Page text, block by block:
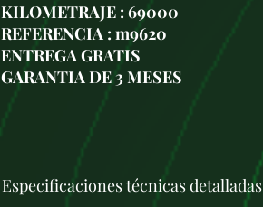
: 69000
: m9620
GRATIS
DE 3 MESES
técnicas detalladas